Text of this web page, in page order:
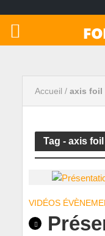
Accueil / axis foil
Tag - axis foil
VIDÉOS